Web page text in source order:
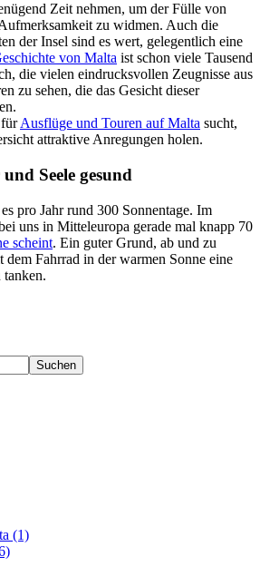
Zeit nehmen, um der Fülle von
zu widmen. Auch die
der Insel sind es wert, gelegentlich eine
von Malta ist schon viele Tausend
die vielen eindrucksvollen Zeugnisse aus
zu sehen, die das Gesicht dieser
fürAusflüge und Touren auf Malta sucht,
attraktive Anregungen holen.
Seele gesund
pro Jahr rund 300 Sonnentage. Im
uns in Mitteleuropa gerade mal knapp 70
scheint. Ein guter Grund, ab und zu
Fahrrad in der warmen Sonne eine
Suchen
(1)